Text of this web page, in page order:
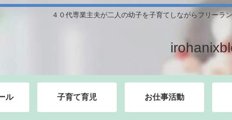
４０代専業主夫が二人の幼子を子育てしながらフリーラ
ル 子育て育児 お仕事活動